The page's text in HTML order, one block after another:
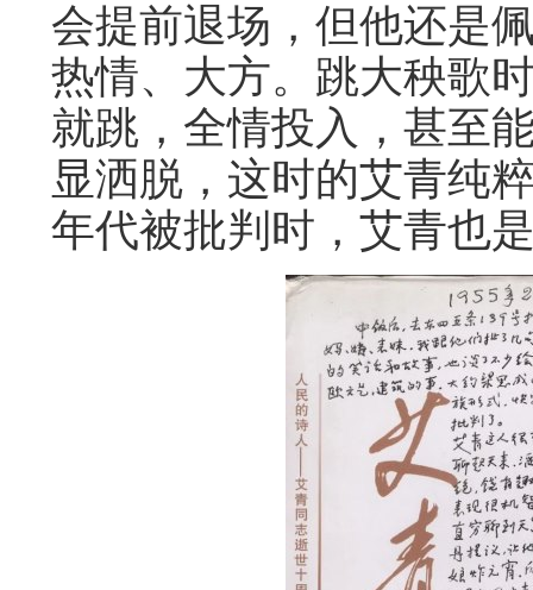
会提前退场，但他还是
热情、大方。跳大秧歌
就跳，全情投入，甚至
显洒脱，这时的艾青纯
年代被批判时，艾青也